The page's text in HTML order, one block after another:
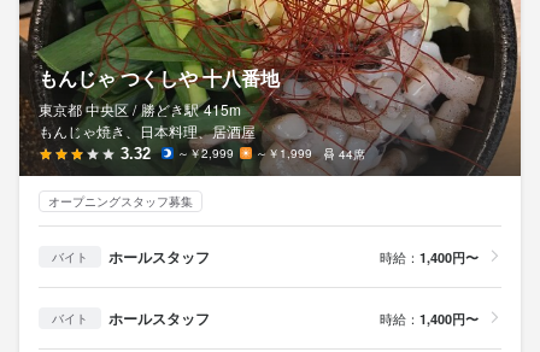
もんじゃ つくしや 十八番地
東京都 中央区 / 勝どき駅 415m
もんじゃ焼き、日本料理、居酒屋
3.32 ～￥2,999 ～￥1,999 44席
オープニングスタッフ募集
バイト ホールスタッフ 時給： 1,400円〜
バイト ホールスタッフ 時給： 1,400円〜